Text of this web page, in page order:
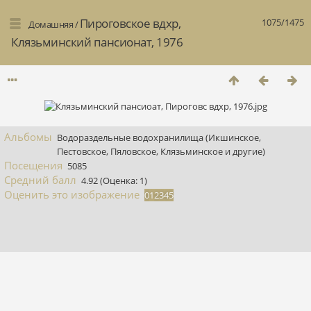
1075/1475
Домашняя/Пироговское вдхр,
Клязьминский пансионат, 1976
Альбомы Водораздельные водохранилища (Икшинское,
Пестовское, Пяловское, Клязьминское и другие)
Посещения 5085
Средний балл 4.92(Оценка: 1)
Оценить это изображение